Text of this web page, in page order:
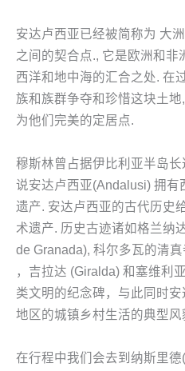
安达卢西亚已经被简称为 大
之间的契合点., 它是欧洲和非
西洋和地中海的汇合之处. 在
族和族群争夺和珍惜这块土
为他们完美的定居点.
穆斯林曾占据伊比利亚半岛
说安达卢西亚(Andalusi) 拥有
遗产. 安达卢西亚的古代历史
术遗产. 历史古迹诸如格兰纳
de Granada), 科尔多瓦的清
，吉拉达 (Giralda) 和塞维利
类文明的纪念碑，与此同时
地区的城镇乡村生活的典型风
在行程中我们会去到纳斯里